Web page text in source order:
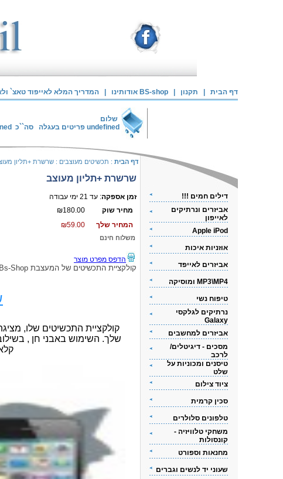
דף הבית תקנון אודותינו BS-shop המדריך המלא לאייפוד טאצ`
שלום
undefined פריטים בעגלה סה``כ
דף הבית : תכשיטים מעוצבים : שרשרת +תליון
שרשרת +תליון מעוצב
זמן אספקה: עד 21 ימי עבודה
₪180.00
מחיר שוק
₪59.00
המחיר שלך
משלוח חינם
הדפס מפרט מוצר
קולקציית התכשיטים של המעצבת Bs-Shop
קולקציית התכשיטים שלו,
שלך. השימוש באבני חן , בשילוב
דילים חמים !!!
אביזרים ונרתיקים
לאייפון
Apple iPod
אוזניות איכות
אביזרים לאייפד
MP3\MP4 ומוסיקה
טיפוח נשי
נרתיקים לגלקסי
Galaxy
אביזרים למחשבים
מסכים - דיגיטלים/
לרכב
טיסנים ומכוניות על
שלט
ציוד צילום
סכין קרמית
טלפונים סלולרים
משחקי טלוויזיה -
קונסולות
מחנאות וספורט
שעוני יד לנשים וגברים